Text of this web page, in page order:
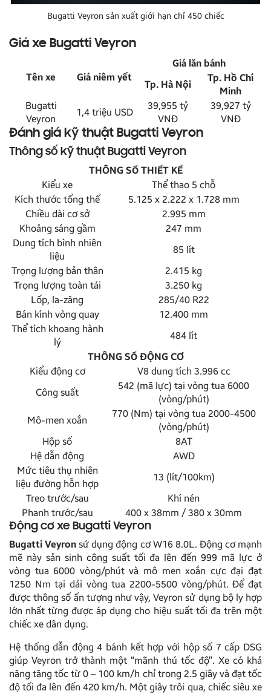
Bugatti Veyron sản xuất giới hạn chỉ 450 chiếc
Giá xe Bugatti Veyron
Tên xe Giá niêm yết
Giá lăn bánh
Tp. Hà Nội
Tp. Hồ Chí
Minh
Bugatti
Veyron
1,4 triệu USD
39,955 tỷ
VNĐ
39,927 tỷ
VNĐ
Đánh giá kỹ thuật Bugatti Veyron
Thông số kỹ thuật Bugatti Veyron
THÔNG SỐ THIẾT KẾ
Kiểu xe
Thể thao 5 chỗ
Kích thước tổng thể
5.125 x 2.222 x 1.728 mm
Chiều dài cơ sở
2.995 mm
Khoảng sáng gầm
247 mm
Dung tích bình nhiên
liệu
85 lít
Trọng lượng bản thân
2.415 kg
Trọng lượng toàn tải
3.250 kg
Lốp, la-zăng
285/40 R22
Bán kính vòng quay
12.400 mm
Thể tích khoang hành
lý
484 lít
THÔNG SỐ ĐỘNG CƠ
Kiểu động cơ
V8 dung tích 3.996 cc
Công suất
542 (mã lực) tại vòng tua 6000
(vòng/phút)
Mô-men xoắn
770 (Nm) tại vòng tua 2000-4500
(vòng/phút)
Hộp số
8AT
Hệ dẫn động
AWD
Mức tiêu thụ nhiên
liệu đường hỗn hợp
13 (lít/100km)
Treo trước/sau
Khí nén
Phanh trước/sau
400 x 38mm / 380 x 30mm
Động cơ xe Bugatti Veyron
Bugatti Veyron sử dụng động cơ W16 8.0L. Động cơ mạnh
mẽ này sản sinh công suất tối đa lên đến 999 mã lực ở
vòng tua 6000 vòng/phút và mô men xoắn cực đại đạt
1250 Nm tại dải vòng tua 2200-5500 vòng/phút. Để đạt
được thông số ấn tượng như vậy, Veyron sử dụng bộ ly hợp
lớn nhất từng được áp dụng cho hiệu suất tối đa trên một
chiếc xe dân dụng.
Hệ thống dẫn động 4 bánh kết hợp với hộp số 7 cấp DSG
giúp Veyron trở thành một “mãnh thú tốc độ”. Xe có khả
năng tăng tốc từ 0 – 100 km/h chỉ trong 2.5 giây và đạt tốc
độ tối đa lên đến 420 km/h. Một giây trôi qua, chiếc siêu xe